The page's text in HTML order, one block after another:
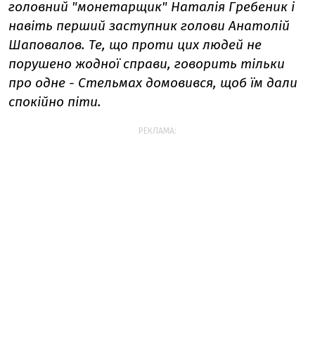
головний "монетарщик" Наталія Гребеник і
навіть перший заступник голови Анатолій
Шаповалов. Те, що проти цих людей не
порушено жодної справи, говорить тільки
про одне - Стельмах домовився, щоб їм дали
спокійно піти.
РЕКЛАМА: